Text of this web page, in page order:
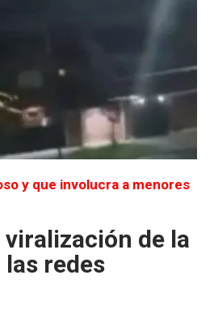
y que involucra a menores
de la
redes